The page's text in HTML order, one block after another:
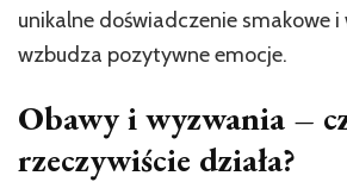
unikalne doświadczenie smakowe
wzbudza pozytywne emocje.
Obawy i wyzwania –
rzeczywiście działa?